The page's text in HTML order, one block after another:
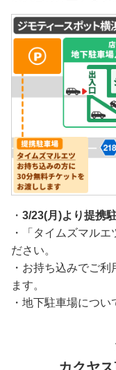
・ 3/23(月)より提携
・「タイムズマル
ださい。
・お持ち込みでご
ます。
・地下駐車場につ